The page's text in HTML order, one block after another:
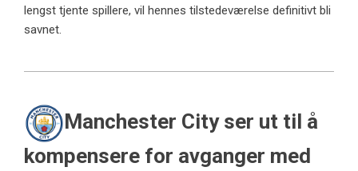
lengst tjente spillere, vil hennes tilstedeværelse definitivt bli
savnet.
Manchester City ser ut til å
kompensere for avganger med